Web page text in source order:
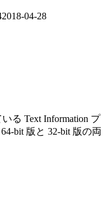
2018-04-28
る Text Information プ
bit 版と 32-bit 版の両